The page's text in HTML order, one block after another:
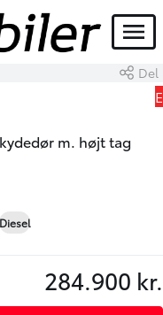
Menu
Del
m. højt tag
E
Diesel
284.900 kr.